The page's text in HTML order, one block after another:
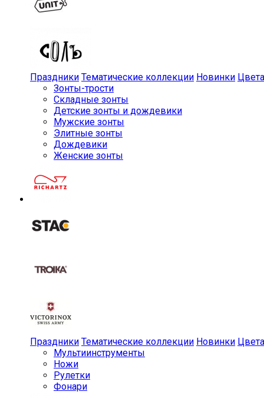
Праздники Тематические коллекции Новинки Цвета
Зонты-трости
Складные зонты
Детские зонты и дождевики
Мужские зонты
Элитные зонты
Дождевики
Женские зонты
Праздники Тематические коллекции Новинки Цвета
Мульти­инструменты
Ножи
Рулетки
Фонари